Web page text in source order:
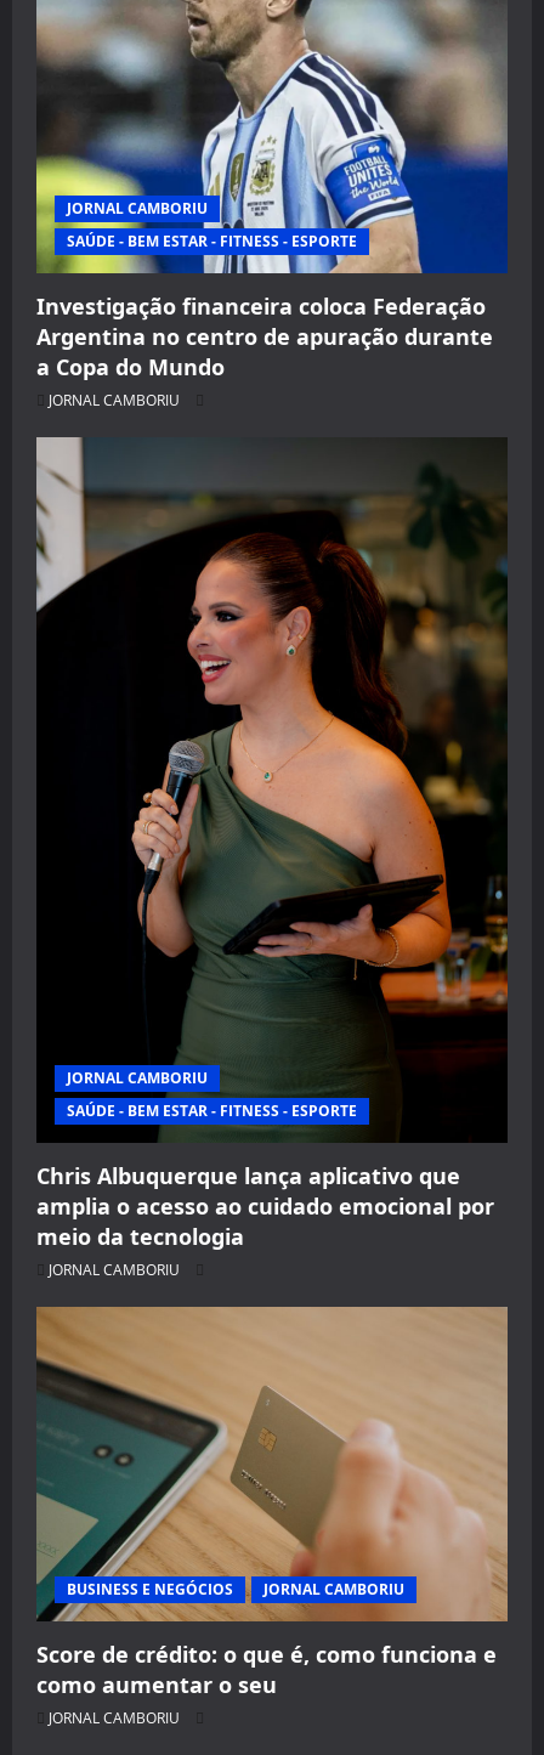
JORNAL CAMBORIU
SAÚDE - BEM ESTAR - FITNESS - ESPORTE
Investigação financeira coloca Federação
Argentina no centro de apuração durante
a Copa do Mundo
JORNAL CAMBORIU
JORNAL CAMBORIU
SAÚDE - BEM ESTAR - FITNESS - ESPORTE
Chris Albuquerque lança aplicativo que
amplia o acesso ao cuidado emocional por
meio da tecnologia
JORNAL CAMBORIU
BUSINESS E NEGÓCIOS JORNAL CAMBORIU
Score de crédito: o que é, como funciona e
como aumentar o seu
JORNAL CAMBORIU